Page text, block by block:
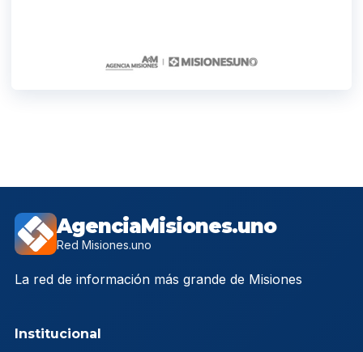
AgenciaMisiones.uno
Red Misiones.uno
La red de información más grande de Misiones
Institucional